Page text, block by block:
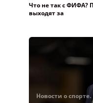
Что не так с ФИФА?
выходят за
Новости о спорте.